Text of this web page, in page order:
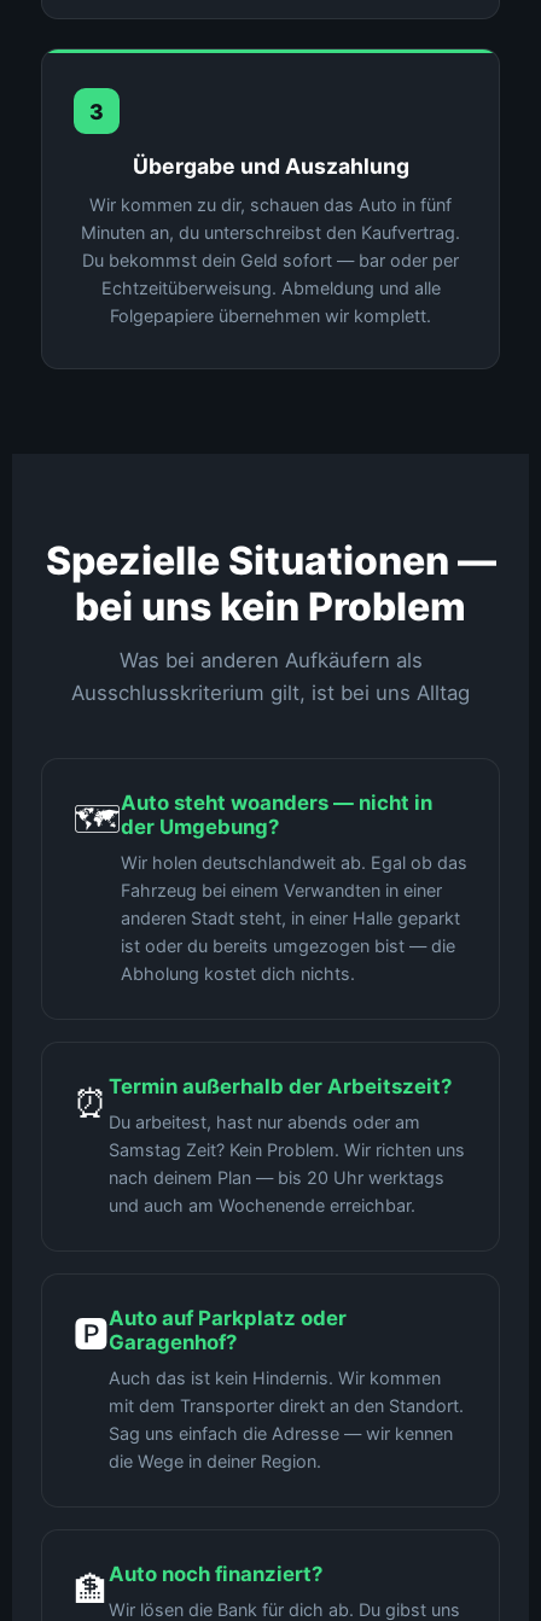
3
Übergabe und Auszahlung
Wir kommen zu dir, schauen das Auto in fünf
Minuten an, du unterschreibst den Kaufvertrag.
Du bekommst dein Geld sofort — bar oder per
Echtzeitüberweisung. Abmeldung und alle
Folgepapiere übernehmen wir komplett.
Spezielle Situationen —
bei uns kein Problem
Was bei anderen Aufkäufern als
Ausschlusskriterium gilt, ist bei uns Alltag
🗺️Auto steht woanders — nicht in
der Umgebung?
Wir holen deutschlandweit ab. Egal ob das
Fahrzeug bei einem Verwandten in einer
anderen Stadt steht, in einer Halle geparkt
ist oder du bereits umgezogen bist — die
Abholung kostet dich nichts.
⏰ Termin außerhalb der Arbeitszeit?
Du arbeitest, hast nur abends oder am
Samstag Zeit? Kein Problem. Wir richten uns
nach deinem Plan — bis 20 Uhr werktags
und auch am Wochenende erreichbar.
🅿️Auto auf Parkplatz oder
Garagenhof?
Auch das ist kein Hindernis. Wir kommen
mit dem Transporter direkt an den Standort.
Sag uns einfach die Adresse — wir kennen
die Wege in deiner Region.
🏦Auto noch finanziert?
Wir lösen die Bank für dich ab. Du gibst uns